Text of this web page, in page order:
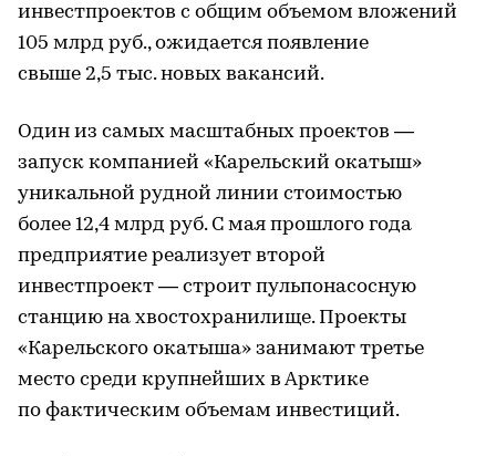
инвестпроектов с общим объемом вложений
105 млрд руб., ожидается появление
свыше 2,5 тыс. новых вакансий.
Один из самых масштабных проектов —
запуск компанией «Карельский окатыш»
уникальной рудной линии стоимостью
более 12,4 млрд руб. С мая прошлого года
предприятие реализует второй
инвестпроект — строит пульпонасосную
станцию на хвостохранилище. Проекты
«Карельского окатыша» занимают третье
место среди крупнейших в Арктике
по фактическим объемам инвестиций.